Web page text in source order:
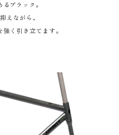
ブラック。
えながら、
く引き立てます。